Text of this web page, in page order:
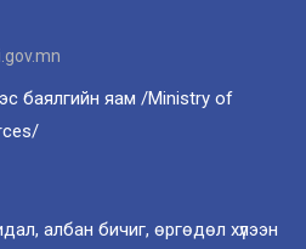
баялгийн яам /Ministry of
албан бичиг, өргөдөл хүлээн